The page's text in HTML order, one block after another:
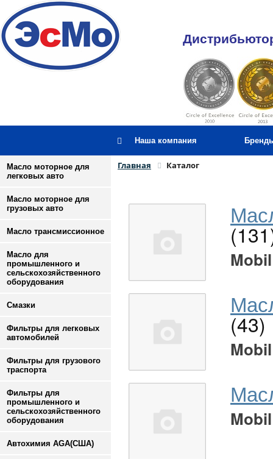
Наша компания
Масло моторное для
легковых авто
Масло моторное для
грузовых авто
Масло трансмиссионное
Масло для
промышленного и
сельскохозяйственного
оборудования
Смазки
Фильтры для легковых
автомобилей
Фильтры для грузового
траспорта
Фильтры для
промышленного и
сельскохозяйственного
оборудования
Автохимия AGA(США)
Главная Каталог
Mobil
(43)
Mobil
Mobil